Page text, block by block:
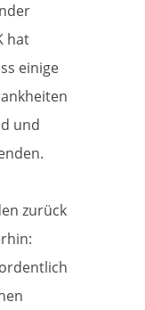
hat
einige
und
zurück